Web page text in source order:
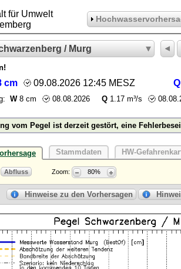
für Umwelt
/ Murg
cm 09.08.2026 12:45 MESZ
W 8 cm 08.08.2026 Q 1.17 m³/s
vom Pegel ist derzeit gestört, eine
Stammdaten HW-
Abfluss Zoom: 80%
Hinweise zu den Vorhersagen